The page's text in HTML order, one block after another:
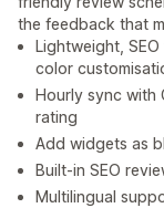
the feedback that
Lightweight,
color
Hourly sync with
rating
Add widgets as
Built-in SEO
Multilingual